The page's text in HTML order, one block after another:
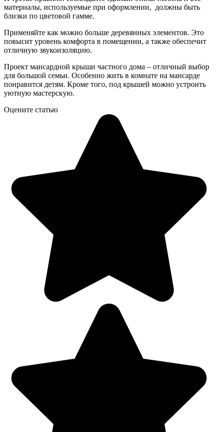
материалы, используемые при оформлении, должны быть
близки по цветовой гамме.
Применяйте как можно больше деревянных элементов. Это
повысит уровень комфорта в помещении, а также обеспечит
отличную звукоизоляцию.
Проект мансардной крыши частного дома – отличный выбор
для большой семьи. Особенно жить в комнате на мансарде
понравится детям. Кроме того, под крышей можно устроить
уютную мастерскую.
Оцените статью